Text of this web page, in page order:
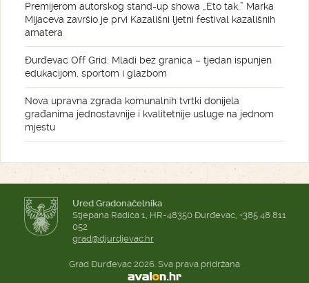
Premijerom autorskog stand-up showa „Eto tak.” Marka
Mijaceva završio je prvi Kazališni ljetni festival kazališnih
amatera
Đurđevac Off Grid: Mladi bez granica – tjedan ispunjen
edukacijom, sportom i glazbom
Nova upravna zgrada komunalnih tvrtki donijela
građanima jednostavnije i kvalitetnije usluge na jednom
mjestu
Ured Gradonačelnika
Stjepana Radića 1, HR-48350 Đurđevac, +385 48 811
052
grad@djurdjevac.hr
Grad Đurđevac 2026. Sva prava pridržana